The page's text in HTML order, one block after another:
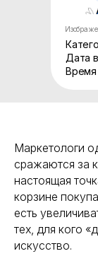
Дата
Время
Маркетологи
сражаются за
настоящая
корзине
есть
тех, для кого
искусство.